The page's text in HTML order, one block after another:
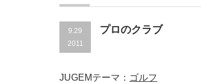
9.29
2011
プロのクラブ
JUGEMテーマ： ゴルフ